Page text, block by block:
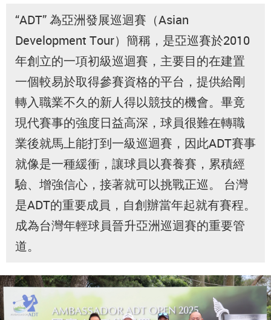
“ADT” 為亞洲發展巡迴賽（Asian
Development Tour）簡稱，是亞巡賽於2010
年創立的一項初級巡迴賽，主要目的在建置
一個較易於取得參賽資格的平台，提供給剛
轉入職業不久的新人得以競技的機會。畢竟
現代賽事的強度日益高深，球員很難在轉職
業後就馬上能打到一級巡迴賽，因此ADT賽事
就像是一種緩衝，讓球員以賽養賽，累積經
驗、增強信心，接著就可以挑戰正巡。 台灣
是ADT的重要成員，自創辦當年起就有賽程。
成為台灣年輕球員晉升亞洲巡迴賽的重要管
道。